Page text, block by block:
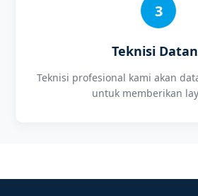
3
Teknisi
Teknisi profesional kami akan
untuk memberikan